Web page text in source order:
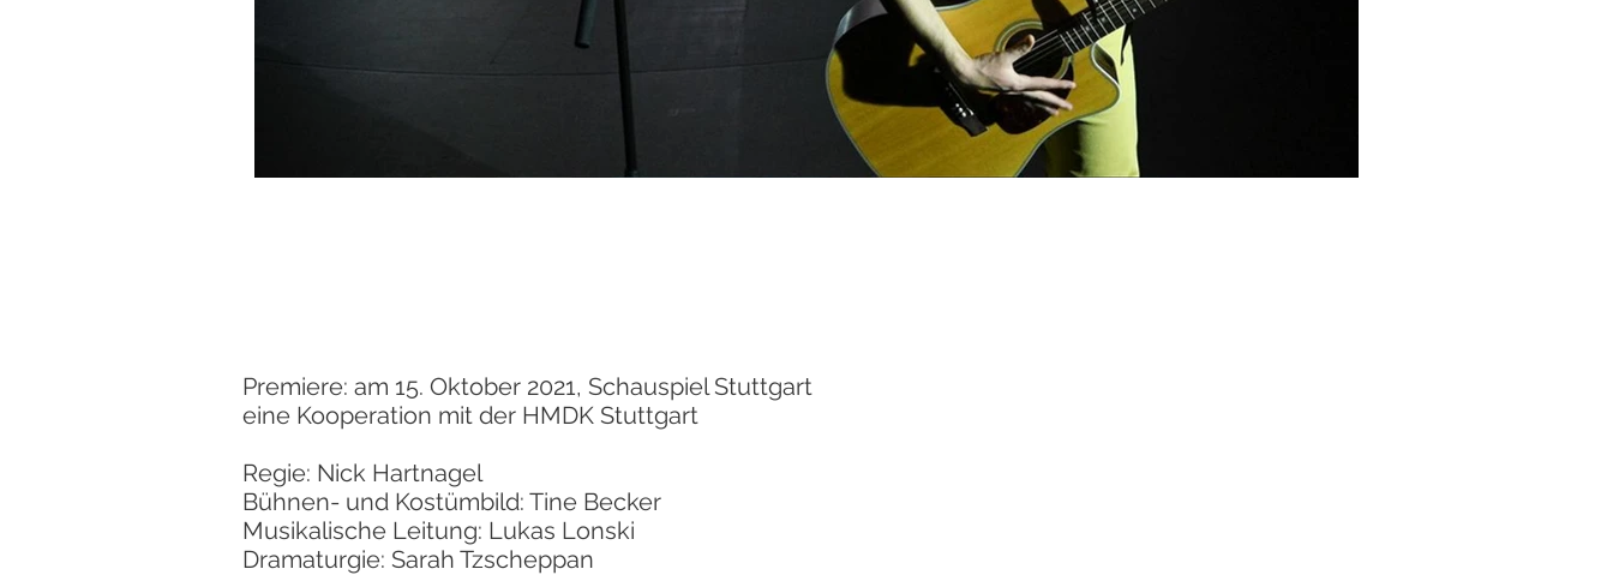
Premiere: am 15. Oktober 2021, Schauspiel Stuttgart
eine Kooperation mit der HMDK Stuttgart
Regie: Nick Hartnagel
Bühnen- und Kostümbild: Tine Becker
Musikalische Leitung: Lukas Lonski
Dramaturgie: Sarah Tzscheppan